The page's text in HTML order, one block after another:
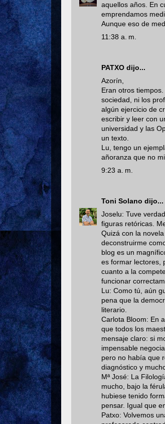
aquellos años. En
emprendamos
Aunque eso de
11:38 a. m.
PATXO dijo...
Azorín,
Eran otros
sociedad, ni los
algún ejercicio de
escribir y leer con
universidad y las
un texto.
Lu, tengo un
añoranza que no
9:23 a. m.
Toni Solano dijo...
Joselu: Tuve
figuras retóricas.
Quizá con la
deconstruirme
blog es un
es formar lectores,
cuanto a la
funcionar
Lu: Como tú, aún
pena que la
literario.
Carlota Bloom: En
que todos los
mensaje claro: si
impensable
pero no había que
diagnóstico y
Mª José: La
mucho, bajo la
hubiese tenido
pensar. Igual que
Patxo: Volvemos